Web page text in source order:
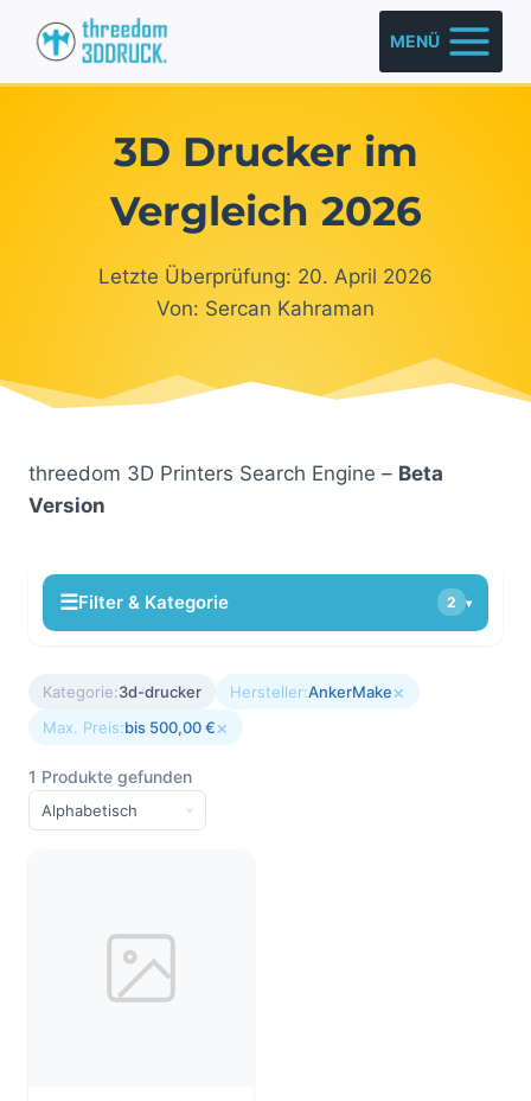
Inhalt
springen
MENÜ
3D Drucker im
Vergleich 2026
Letzte Überprüfung: 20. April 2026
Von: Sercan Kahraman
threedom 3D Printers Search Engine – Beta
Version
☰Filter & Kategorie 2 ▾
Kategorie:3d-drucker Hersteller:AnkerMake×
Max. Preis:bis 500,00 €×
1 Produkte gefunden